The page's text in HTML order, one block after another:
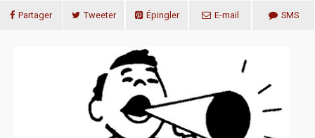
Partager Tweeter Épingler E-mail SMS